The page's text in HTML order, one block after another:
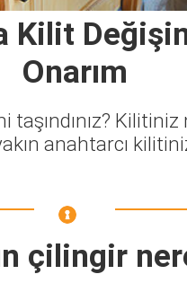
Kilit
Onarım
taşındınız? Kilitiniz
anahtarcı
çilingir